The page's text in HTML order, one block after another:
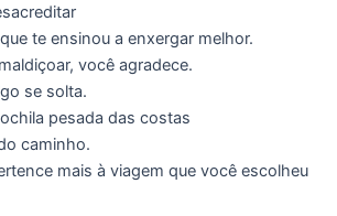
te ensinou a enxergar melhor.
você agradece.
se solta.
pesada das costas
caminho.
mais à viagem que você escolheu